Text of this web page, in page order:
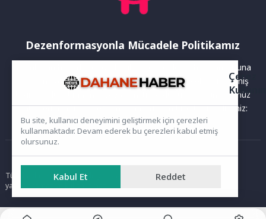
Dezenformasyonla Mücadele Politikamız
Yayınlanan haberler doğruluk ilkesi gözetilerek hazırlanır. Buna
rağmen bazı içeriklerde eksik, hatalı veya güncelliğini yitirmiş
bilgiler bulunabilir.Yanlış veya yanıltıcı olduğunu düşündüğünüz
haberleri aşağıdaki iletişim kanallarından bize bildirebilirsiniz:
Ana Sayfa
Tüm hakları saklıdır. Sitede yer alan içerikler izinsiz kopyalanamaz,
yayımlanamaz ve kullanılamaz.
Çerez
Bu site, kullanıcı deneyimini geliştirmek için çerezleri
kullanmaktadır. Devam ederek bu çerezleri kabul etmiş
olursunuz.
Kabul Et Reddet